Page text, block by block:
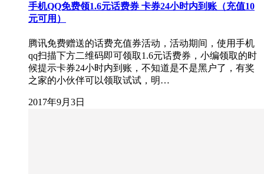
手机QQ免费领1.6元话费券 卡券24小时内到账（充值10
元可用）
腾讯免费赠送的话费充值券活动，活动期间，使用手机
qq扫描下方二维码即可领取1.6元话费券，小编领取的时
候提示卡券24小时内到账，不知道是不是黑户了，有奖
之家的小伙伴可以领取试试，明…
2017年9月3日